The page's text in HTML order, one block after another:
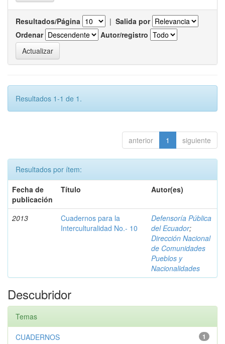
Resultados/Página | Salida por
Ordenar
Autor/registro
Resultados 1-1 de 1.
anterior 1 siguiente
Resultados por ítem:
Fecha de
publicación
Título Autor(es)
2013
Cuadernos para la
Interculturalidad No.- 10
Defensoría Pública
del Ecuador;
Dirección Nacional
de Comunidades
Pueblos y
Nacionalidades
Descubridor
Temas
1
CUADERNOS